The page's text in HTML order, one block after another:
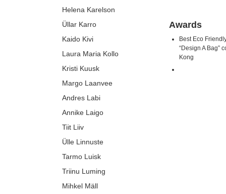
Helena Karelson
Üllar Karro
Kaido Kivi
Laura Maria Kollo
Kristi Kuusk
Margo Laanvee
Andres Labi
Annike Laigo
Tiit Liiv
Ülle Linnuste
Tarmo Luisk
Triinu Luming
Mihkel Mäll
Awards
Best Eco
“Design A Bag”
Kong